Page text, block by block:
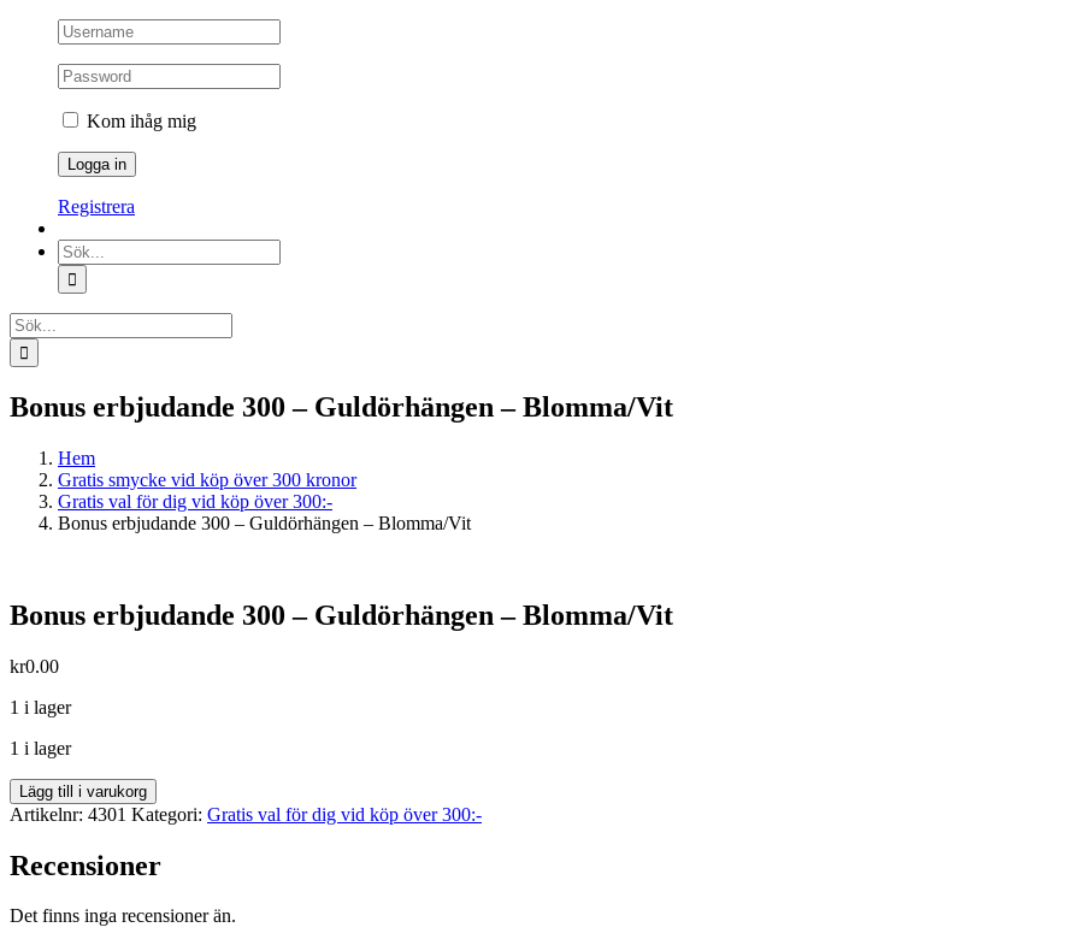
Kom ihåg mig
Registrera
Sök
efter:
Sök
efter:
Bonus erbjudande 300 – Guldörhängen – Blomma/Vit
Hem
Gratis smycke vid köp över 300 kronor
Gratis val för dig vid köp över 300:-
Bonus erbjudande 300 – Guldörhängen – Blomma/Vit
Bonus erbjudande 300 – Guldörhängen – Blomma/Vit
kr0.00
1 i lager
1 i lager
Bonus
erbjudande
-
Guldörhängen
Blomma/Vit
Lägg till i varukorg
Artikelnr: 4301 Kategori: Gratis val för dig vid köp över 300:-
Recensioner
Det finns inga recensioner än.